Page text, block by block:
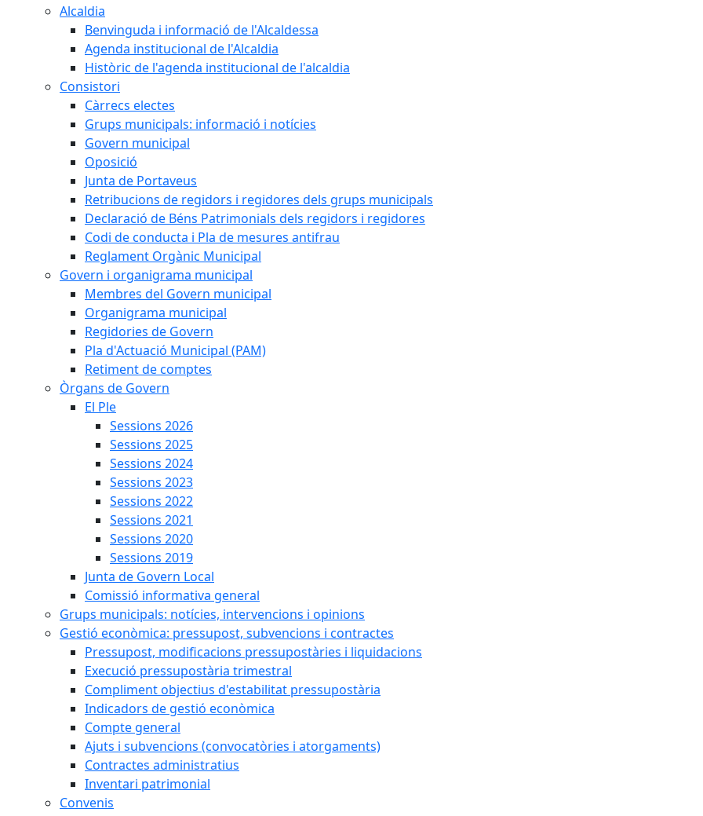
Alcaldia
Benvinguda i informació de l'Alcaldessa
Agenda institucional de l'Alcaldia
Històric de l'agenda institucional de l'alcaldia
Consistori
Càrrecs electes
Grups municipals: informació i notícies
Govern municipal
Oposició
Junta de Portaveus
Retribucions de regidors i regidores dels grups municipals
Declaració de Béns Patrimonials dels regidors i regidores
Codi de conducta i Pla de mesures antifrau
Reglament Orgànic Municipal
Govern i organigrama municipal
Membres del Govern municipal
Organigrama municipal
Regidories de Govern
Pla d'Actuació Municipal (PAM)
Retiment de comptes
Òrgans de Govern
El Ple
Sessions 2026
Sessions 2025
Sessions 2024
Sessions 2023
Sessions 2022
Sessions 2021
Sessions 2020
Sessions 2019
Junta de Govern Local
Comissió informativa general
Grups municipals: notícies, intervencions i opinions
Gestió econòmica: pressupost, subvencions i contractes
Pressupost, modificacions pressupostàries i liquidacions
Execució pressupostària trimestral
Compliment objectius d'estabilitat pressupostària
Indicadors de gestió econòmica
Compte general
Ajuts i subvencions (convocatòries i atorgaments)
Contractes administratius
Inventari patrimonial
Convenis